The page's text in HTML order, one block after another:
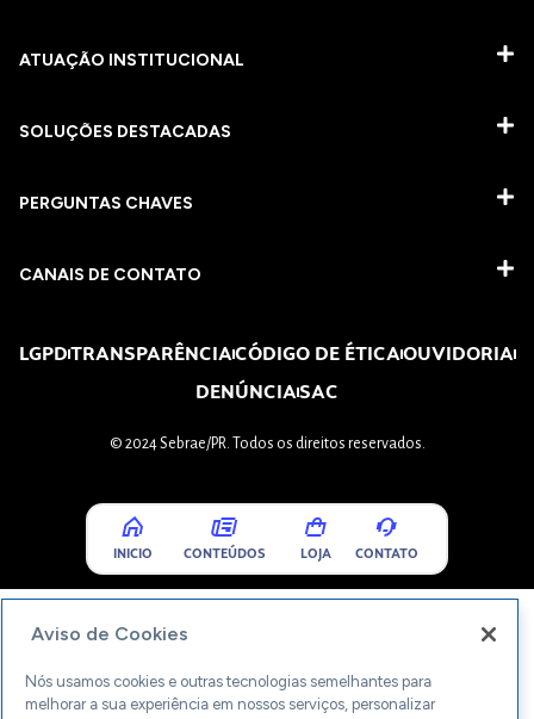
ATUAÇÃO INSTITUCIONAL
SOLUÇÕES DESTACADAS
PERGUNTAS CHAVES​
CANAIS DE CONTATO
LGPDTRANSPARÊNCIACÓDIGO DE ÉTICAOUVIDORIA
DENÚNCIASAC
© 2024 Sebrae/PR. Todos os direitos reservados.
INICIO CONTEÚDOS LOJA CONTATO
Aviso de Cookies
Nós usamos cookies e outras tecnologias semelhantes para
melhorar a sua experiência em nossos serviços, personalizar